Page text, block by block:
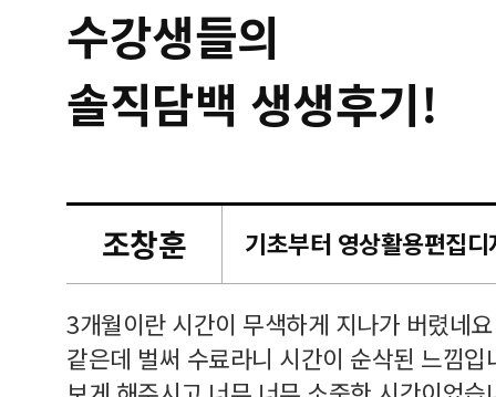
수강생들의
솔직담백 생생후기!
조창훈
3개월이란 시간이 무색하게 지나가 버렸네
같은데 벌써 수료라니 시간이 순삭된 느낌